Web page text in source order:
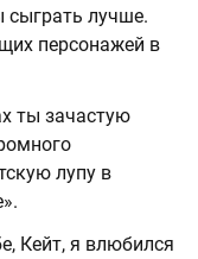
лучше.
персонажей в
ты зачастую
лупу в
Кейт, я влюбился